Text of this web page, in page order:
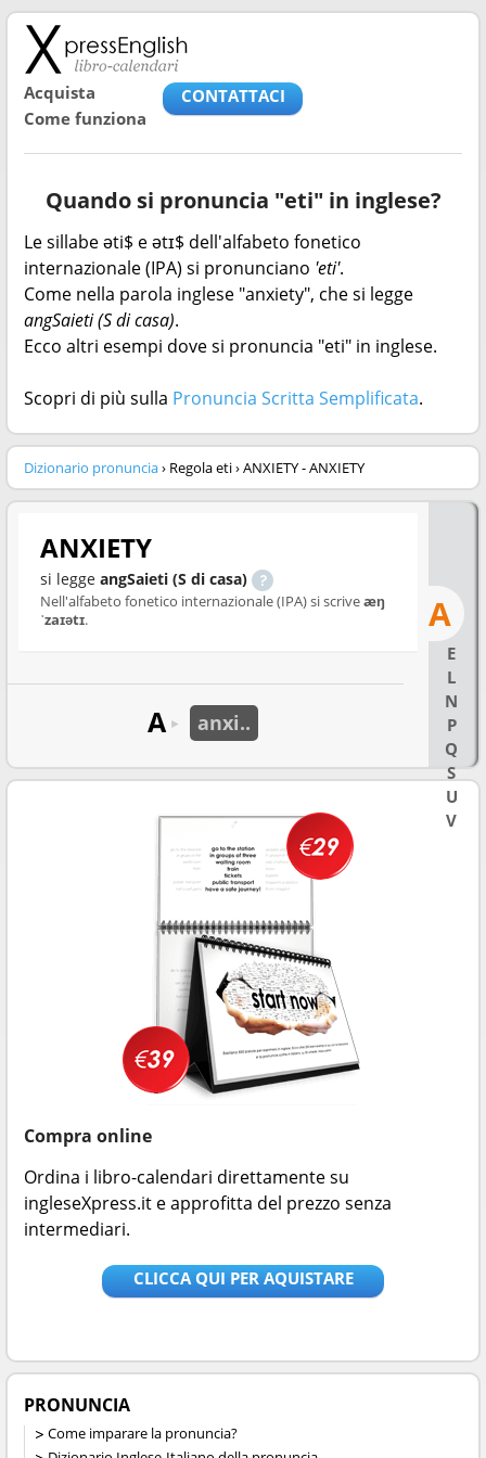
Acquista
Come funziona
CONTATTACI
Quando si pronuncia "eti" in inglese?
Le sillabe əti$ e ətɪ$ dell'alfabeto fonetico
internazionale (IPA) si pronunciano 'eti'.
Come nella parola inglese "anxiety", che si legge
angSaieti (S di casa).
Ecco altri esempi dove si pronuncia "eti" in inglese.
Scopri di più sulla Pronuncia Scritta Semplificata.
Dizionario pronuncia› Regola eti › ANXIETY - ANXIETY
A
E
L
N
P
Q
S
U
V
ANXIETY
si legge angSaieti (S di casa)
Nell'alfabeto fonetico internazionale (IPA) si scriveæŋ
ˈzaɪətɪ.
A ► anxi..
Compra online
Ordina i libro-calendari direttamente su
ingleseXpress.it e approfitta del prezzo senza
intermediari.
CLICCA QUI PER AQUISTARE
PRONUNCIA
Come imparare la pronuncia?